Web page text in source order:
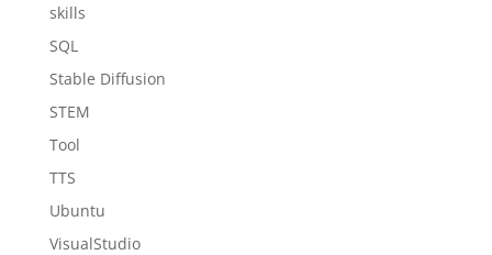
skills
SQL
Stable Diffusion
STEM
Tool
TTS
Ubuntu
VisualStudio